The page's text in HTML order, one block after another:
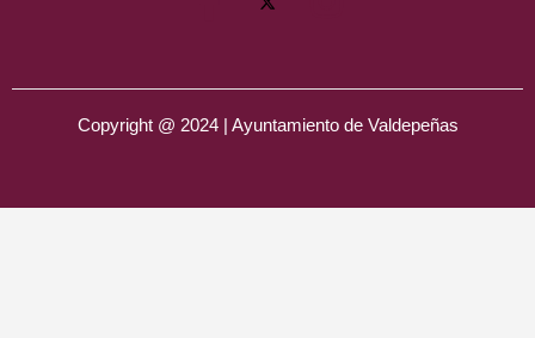
Copyright @ 2024 | Ayuntamiento de Valdepeñas